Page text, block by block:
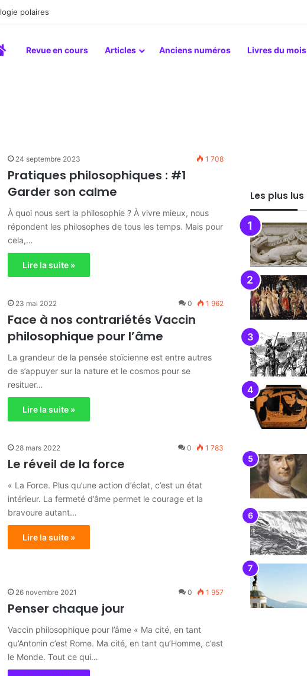
un art du lien
AccueilRevue en cours Articles Anciens numéros Livres du mois
24 septembre 2023 1 708
Pratiques philosophiques : #1
Garder son calme
À quoi nous sert la philosophie ? À vivre mieux, nous
répondent les philosophes de tous les temps. Mais pour
cela,…
Lire la suite »
23 mai 2022 0 1 962
Face à nos contrariétés Vaccin
philosophique pour l’âme
La grandeur de la pensée stoïcienne est entre autres
de s’appuyer sur la nature et le cosmos pour se
resituer…
Lire la suite »
28 mars 2022 0 1 783
Le réveil de la force
« La Force. Plus qu’une action d’éclat, c’est un état
intérieur. La fermeté d’âme permet le courage et la
bravoure autant…
Lire la suite »
26 novembre 2021 0 1 957
Penser chaque jour
Vaccin philosophique pour l’âme « Ma cité, en tant
qu’Antonin c’est Rome. Ma cité, en tant qu’Homme, c’est
le Monde. Tout ce qui…
Les plus lus